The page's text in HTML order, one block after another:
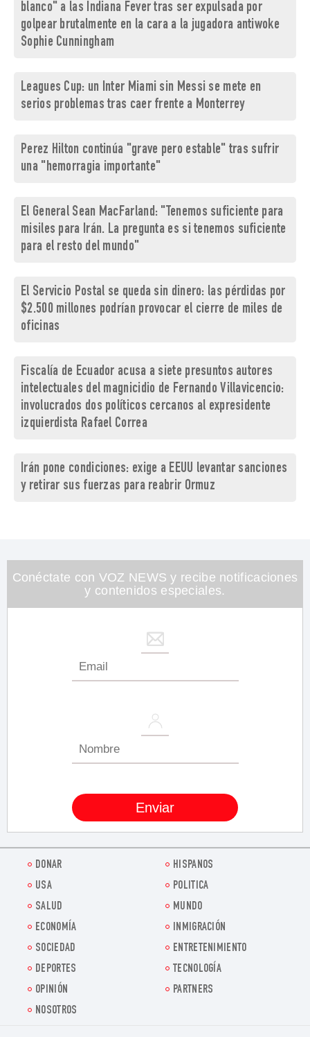
blanco" a las Indiana Fever tras ser expulsada por
golpear brutalmente en la cara a la jugadora antiwoke
Sophie Cunningham
Leagues Cup: un Inter Miami sin Messi se mete en
serios problemas tras caer frente a Monterrey
Perez Hilton continúa "grave pero estable" tras sufrir
una "hemorragia importante"
El General Sean MacFarland: "Tenemos suficiente para
misiles para Irán. La pregunta es si tenemos suficiente
para el resto del mundo"
El Servicio Postal se queda sin dinero: las pérdidas por
$2.500 millones podrían provocar el cierre de miles de
oficinas
Fiscalía de Ecuador acusa a siete presuntos autores
intelectuales del magnicidio de Fernando Villavicencio:
involucrados dos políticos cercanos al expresidente
izquierdista Rafael Correa
Irán pone condiciones: exige a EEUU levantar sanciones
y retirar sus fuerzas para reabrir Ormuz
Conéctate con VOZ NEWS y recibe notificaciones
y contenidos especiales.
DONAR
HISPANOS
USA
POLITICA
SALUD
MUNDO
ECONOMÍA
INMIGRACIÓN
SOCIEDAD
ENTRETENIMIENTO
DEPORTES
TECNOLOGÍA
OPINIÓN
PARTNERS
NOSOTROS